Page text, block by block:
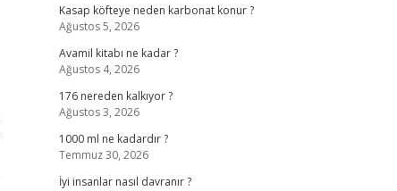
Kasap köfteye neden karbonat konur ?
Ağustos 5, 2026
Avamil kitabı ne kadar ?
Ağustos 4, 2026
176 nereden kalkıyor ?
Ağustos 3, 2026
1000 ml ne kadardır ?
Temmuz 30, 2026
İyi insanlar nasıl davranır ?